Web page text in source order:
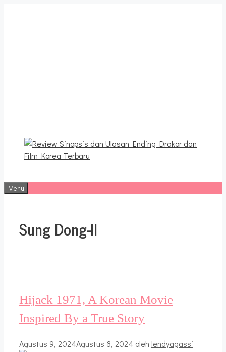
Menu
Sung Dong-Il
Hijack 1971, A Korean Movie
Inspired By a True Story
Agustus 9, 2024Agustus 8, 2024 oleh lendyagassi